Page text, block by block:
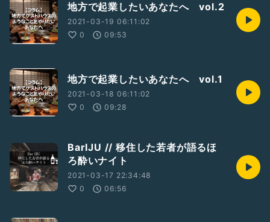
地方で起業したいあなたへ vol.2
2021-03-19 06:11:02
0
09:53
地方で起業したいあなたへ vol.1
2021-03-18 06:11:02
0
09:28
BarIJU // 移住した若者が語るほ
ろ酔いナイト
2021-03-17 22:34:48
0
06:56